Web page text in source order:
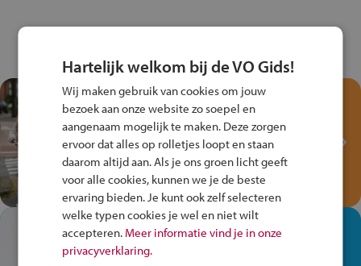
Test je kennis met het
Fiets Veilig
Verkeersspel!
Speel het Fiets Veilig Verkeersspel
en win een Cortina-fiets!
In de winkel ben je op je
plek!
Hartelijk welkom bij de VO Gids!
Wij maken gebruik van cookies om jouw
bezoek aan onze website zo soepel en
aangenaam mogelijk te maken. Deze zorgen
ervoor dat alles op rolletjes loopt en staan
daarom altijd aan. Als je ons groen licht geeft
voor alle cookies, kunnen we je de beste
ervaring bieden. Je kunt ook zelf selecteren
welke typen cookies je wel en niet wilt
accepteren. Meer informatie vind je in onze
privacyverklaring.